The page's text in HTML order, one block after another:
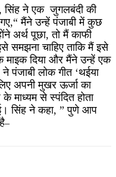
सिंह ने एक जुगलबंदी की
मैंने उन्हें पंजाबी में कुछ
अर्थ पूछा, तो मैं काफी
समझना चाहिए ताकि मैं इसे
दिया और मैंने उन्हें एक
पंजाबी लोक गीत ‘थईया
अपनी मुखर ऊर्जा का
माध्यम से स्पंदित होता
सिंह ने कहा, ” पुणे आप
–